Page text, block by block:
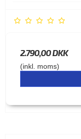
2.790,00 DKK
(inkl. moms)